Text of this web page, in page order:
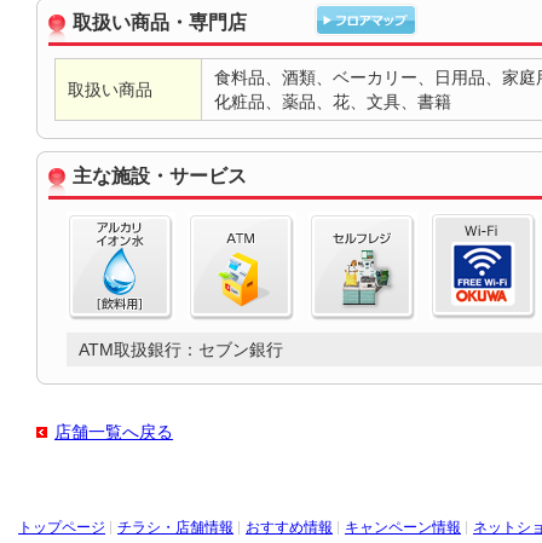
取扱い商品・専門店
取扱い商品
食料品、酒類、ベーカリー、日用品、家
化粧品、薬品、花、文具、書籍
主な施設・サービス
ATM取扱銀行：セブン銀行
店舗一覧へ戻る
トップページ チラシ・店舗情報 おすすめ情報 キャンペーン情報 ネットシ